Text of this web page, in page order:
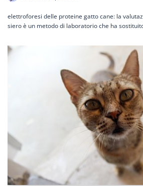
elettroforesi delle proteine gatto cane: la
siero è un metodo di laboratorio che ha